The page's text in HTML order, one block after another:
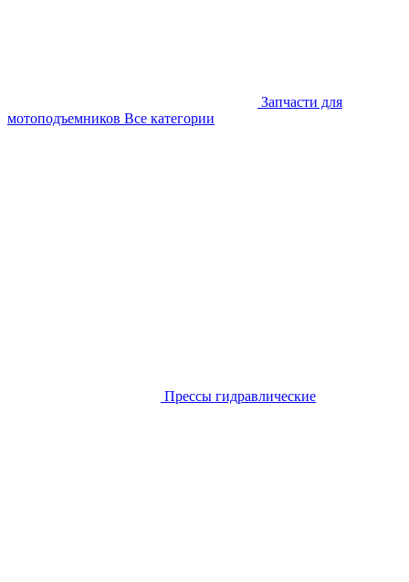
Запчасти для
мотоподъемников Все категории
Прессы гидравлические